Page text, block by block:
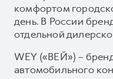
комфортом
день. В России
отдельной
WEY («ВЕЙ») –
автомобильного